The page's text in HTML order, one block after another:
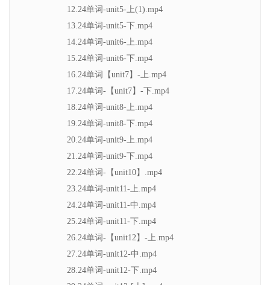
12.24单词-unit5-上(1).mp4
13.24单词-unit5-下.mp4
14.24单词-unit6-上.mp4
15.24单词-unit6-下.mp4
16.24单词【unit7】-上.mp4
17.24单词-【unit7】-下.mp4
18.24单词-unit8-上.mp4
19.24单词-unit8-下.mp4
20.24单词-unit9-上.mp4
21.24单词-unit9-下.mp4
22.24单词-【unit10】.mp4
23.24单词-unit11-上.mp4
24.24单词-unit11-中.mp4
25.24单词-unit11-下.mp4
26.24单词-【unit12】-上.mp4
27.24单词-unit12-中.mp4
28.24单词-unit12-下.mp4